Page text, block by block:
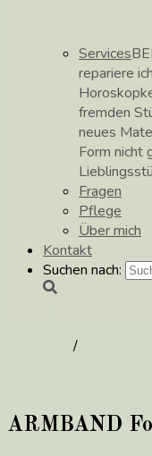
Services
repariere
fremden
neues
Form nicht
Fragen
Pflege
Über mich
Kontakt
Suchen nach:
/
ARMBAND